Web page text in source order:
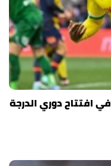
افتتاح دوري الدرجة